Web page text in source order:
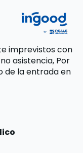
imprevistos con
asistencia, Por
de la entradaen